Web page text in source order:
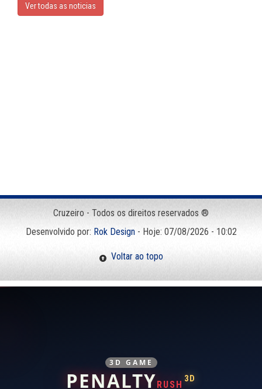
Ver todas as noticias
Cruzeiro - Todos os direitos reservados ®
Desenvolvido por: Rok Design- Hoje: 07/08/2026 - 10:02
Voltar ao topo
3D GAME
PENALTY RUSH
3D